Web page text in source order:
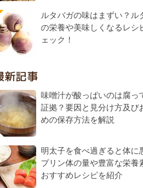
ルタバガの味はまずい？ル
の栄養や美味しくなるレシ
ェック！
味噌汁が酸っぱいのは腐っ
証拠？要因と見分け方及び
めの保存方法を解説
明太子を食べ過ぎると体に
プリン体の量や豊富な栄養
おすすめレシピを紹介